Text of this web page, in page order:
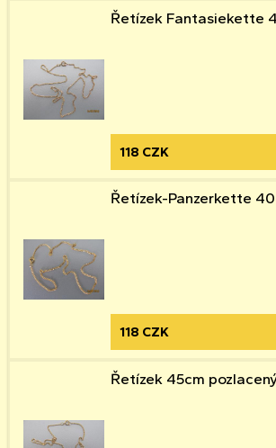
Řetízek Fantasiekette
118 CZK
Řetízek-Panzerkette
118 CZK
Řetízek 45cm